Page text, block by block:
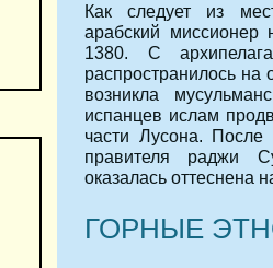
Как следует из
арабский
1380. С
распространилось
возникла
испанцев ислам
части Лусона.
правителя раджи
оказалась оттеснена
ГОРНЫЕ